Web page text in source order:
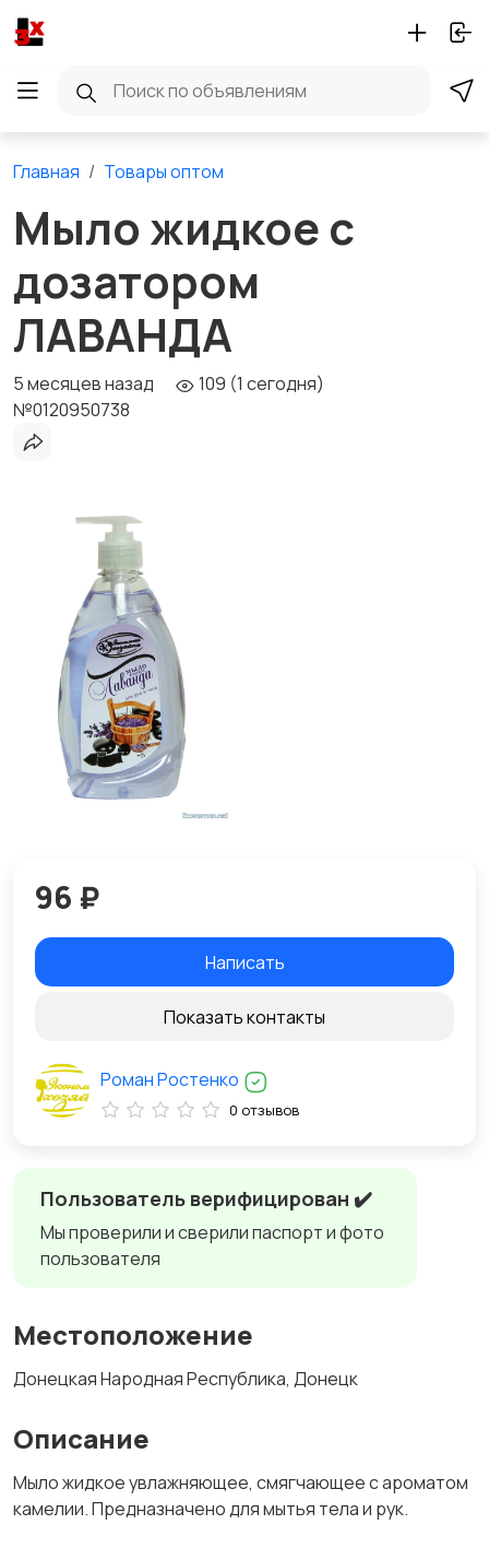
Главная Товары оптом
Мыло жидкое с
дозатором
ЛАВАНДА
5 месяцев назад
109 (1 сегодня)
№0120950738
Пользователь верифицирован ✔️
Мы проверили и сверили паспорт и фото
пользователя
Местоположение
Донецкая Народная Республика, Донецк
Описание
Мыло жидкое увлажняющее, смягчающее с ароматом
камелии. Предназначено для мытья тела и рук.
96 ₽
Написать
Показать контакты
Роман Ростенко
0 отзывов